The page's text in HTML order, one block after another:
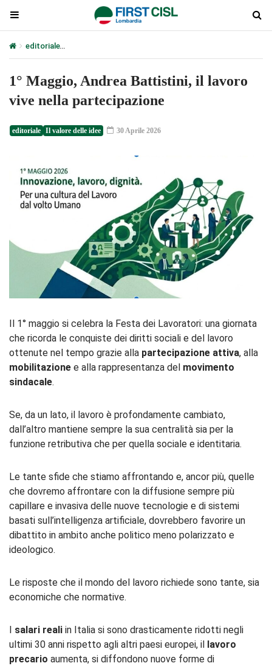
editoriale
1° Maggio, Andrea Battistini, il lavoro
vive nella partecipazione
editoriale Il valore delle idee 30 Aprile 2026
Il 1° maggio si celebra la Festa dei Lavoratori: una giornata
che ricorda le conquiste dei diritti sociali e del lavoro
ottenute nel tempo grazie alla partecipazione attiva, alla
mobilitazione e alla rappresentanza del movimento
sindacale.
Se, da un lato, il lavoro è profondamente cambiato,
dall’altro mantiene sempre la sua centralità sia per la
funzione retributiva che per quella sociale e identitaria.
Le tante sfide che stiamo affrontando e, ancor più, quelle
che dovremo affrontare con la diffusione sempre più
capillare e invasiva delle nuove tecnologie e di sistemi
basati sull’intelligenza artificiale, dovrebbero favorire un
dibattito in ambito anche politico meno polarizzato e
ideologico.
Le risposte che il mondo del lavoro richiede sono tante, sia
economiche che normative.
I salari reali in Italia si sono drasticamente ridotti negli
ultimi 30 anni rispetto agli altri paesi europei, il lavoro
precario aumenta, si diffondono nuove forme di